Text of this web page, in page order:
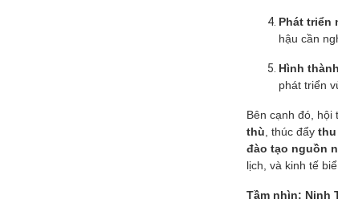
Phát triển
hậu cần
Hình
phát triển
Bên cạnh đó, hội
thù, thúc đẩy thu
đào tạo nguồn
lịch, và kinh tế
Tầm nhìn: Ninh
Cấp nước-Bản vẽ
chi tiết cấu tạo
hố van đồng...
vẽ thiết kế kỹ